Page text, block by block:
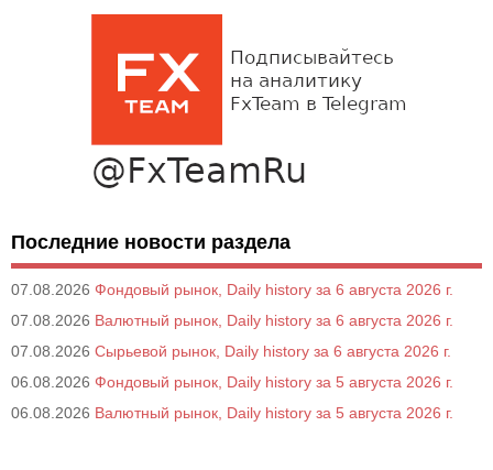
Последние новости раздела
07.08.2026 Фондовый рынок, Daily history за 6 августа 2026 г.
07.08.2026 Валютный рынок, Daily history за 6 августа 2026 г.
07.08.2026 Сырьевой рынок, Daily history за 6 августа 2026 г.
06.08.2026 Фондовый рынок, Daily history за 5 августа 2026 г.
06.08.2026 Валютный рынок, Daily history за 5 августа 2026 г.